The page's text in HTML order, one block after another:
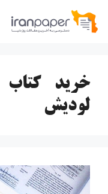
پرش
خرید
لودیش